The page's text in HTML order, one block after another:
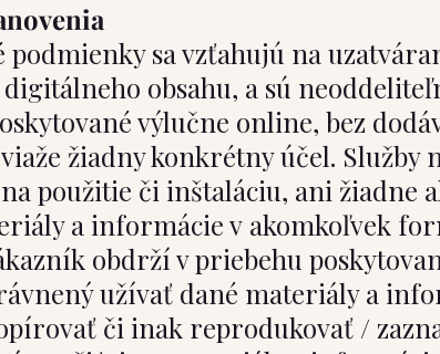
podmienky sa vzťahujú na
obsahu, a sú
výlučne online, bez
žiadny konkrétny účel.
použitie či inštaláciu, ani žiadne
a informácie v akomkoľvek
obdrží v priebehu
užívať dané materiály a
či inak reprodukovať /